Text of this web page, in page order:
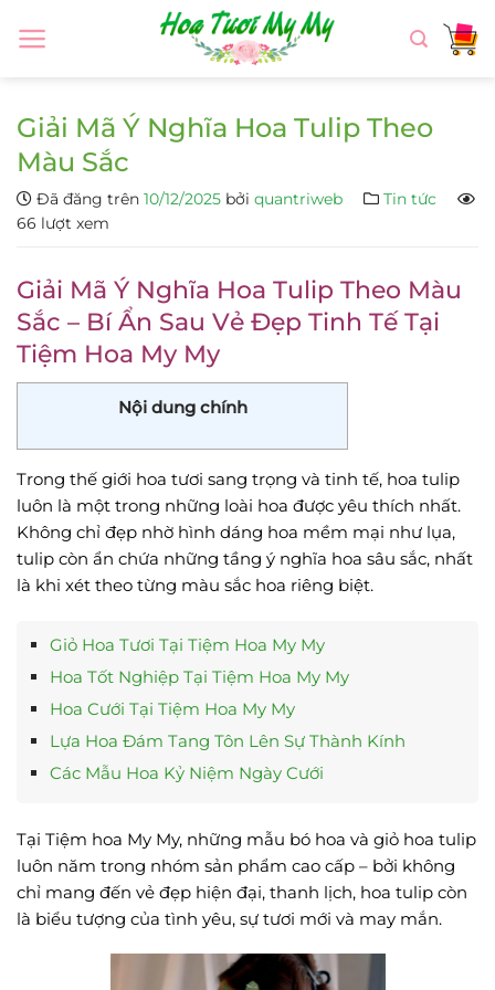
đến
Giải Mã Ý Nghĩa Hoa Tulip Theo
Màu Sắc
Đã đăng trên 10/12/2025 bởi quantriweb
Tin tức
66 lượt xem
Giải Mã Ý Nghĩa Hoa Tulip Theo Màu
Sắc – Bí Ẩn Sau Vẻ Đẹp Tinh Tế Tại
Tiệm Hoa My My
Nội dung chính
Trong thế giới hoa tươi sang trọng và tinh tế, hoa tulip
luôn là một trong những loài hoa được yêu thích nhất.
Không chỉ đẹp nhờ hình dáng hoa mềm mại như lụa,
tulip còn ẩn chứa những tầng ý nghĩa hoa sâu sắc, nhất
là khi xét theo từng màu sắc hoa riêng biệt.
Giỏ Hoa Tươi Tại Tiệm Hoa My My
Hoa Tốt Nghiệp Tại Tiệm Hoa My My
Hoa Cưới Tại Tiệm Hoa My My
Lựa Hoa Đám Tang Tôn Lên Sự Thành Kính
Các Mẫu Hoa Kỷ Niệm Ngày Cưới
Tại Tiệm hoa My My, những mẫu bó hoa và giỏ hoa tulip
luôn năm trong nhóm sản phẩm cao cấp – bởi không
chỉ mang đến vẻ đẹp hiện đại, thanh lịch, hoa tulip còn
là biểu tượng của tình yêu, sự tươi mới và may mắn.